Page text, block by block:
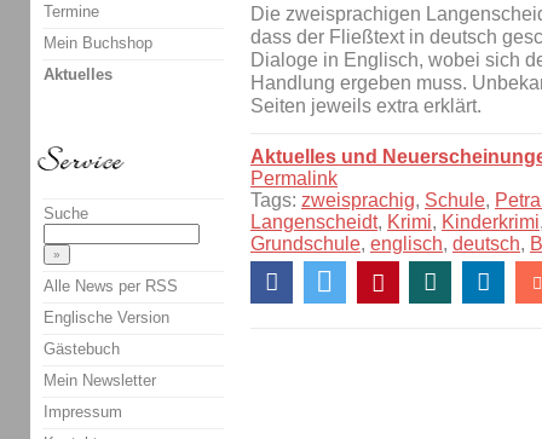
Die zweisprachigen
dass der Fließtext in deutsch
Dialoge in Englisch, wobei sich
Handlung ergeben muss.
Seiten jeweils extra erklärt.
Aktuelles und
Permalink
Tags: zweisprachig, Schule,
Langenscheidt, Krimi, Kinderkrimi
Grundschule, englisch, deutsch,
Termine
Mein Buchshop
Aktuelles
Suche
Alle News per RSS
Englische Version
Gästebuch
Mein Newsletter
Impressum